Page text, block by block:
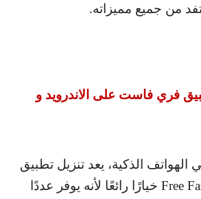
من جميع مميزاته.
فري فاست على الاندرويد و
الهواتف الذكية، يعد تنزيل تطبيق
Free خيارًا رائعًا لأنه يوفر عددًا